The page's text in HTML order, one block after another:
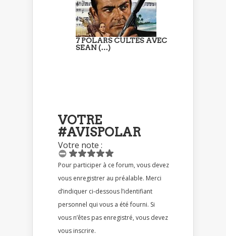
7 POLARS CULTES AVEC
SEAN (…)
VOTRE
#AVISPOLAR
Votre note :
Pour participer à ce forum, vous devez
vous enregistrer au préalable. Merci
d’indiquer ci-dessous l’identifiant
personnel qui vous a été fourni. Si
vous n’êtes pas enregistré, vous devez
vous inscrire.